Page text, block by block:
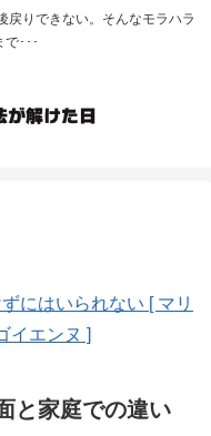
戻りできない。そんなモラハラ
･･･
にはいられない [ マリ
イエンヌ ]
と家庭での違い